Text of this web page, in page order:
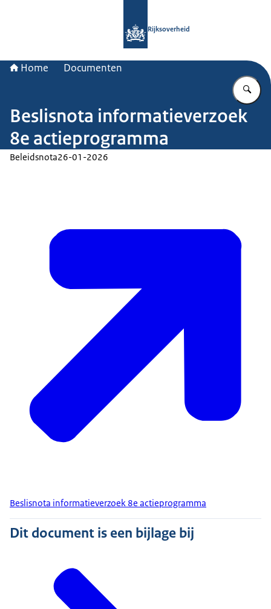
Rijksoverheid
Home Documenten
Beslisnota informatieverzoek
8e actieprogramma
Beleidsnota26-01-2026
Beslisnota informatieverzoek 8e actieprogramma
Dit document is een bijlage bij